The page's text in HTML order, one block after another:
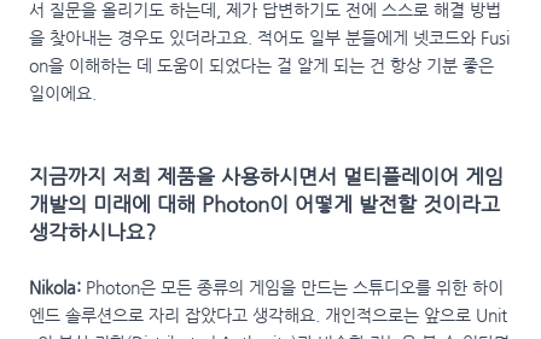
서 질문을 올리기도 하는데, 제가 답변하기도 전에 스스로 해결 방법
을 찾아내는 경우도 있더라고요. 적어도 일부 분들에게 넷코드와 Fusi
on을 이해하는 데 도움이 되었다는 걸 알게 되는 건 항상 기분 좋은
일이에요.
지금까지 저희 제품을 사용하시면서 멀티플레이어 게임
개발의 미래에 대해 Photon이 어떻게 발전할 것이라고
생각하시나요?
Nikola:Photon은 모든 종류의 게임을 만드는 스튜디오를 위한 하이
엔드 솔루션으로 자리 잡았다고 생각해요. 개인적으로는 앞으로 Unit